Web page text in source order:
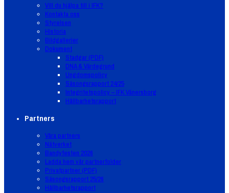
Vill du hjälpa till i IFK?
Kontakta oss
Styrelsen
Historia
Bildgallerier
Dokument
Stadgar (PDF)
DNA & Värdegrund
Ungdomspolicy
Säsongsrapport 24/25
Integritetspolicy – IFK Vänersborg
Hållbarhetsrapport
Partners
Våra partners
Nätverket
Bandyfesten 2026
Ladda hem vår partnerfolder
Privatpartner (PDF)
Säsongsrapport 25/26
Hållbarhetsrapport